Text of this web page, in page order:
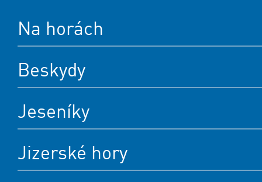
Na horách
Beskydy
Jeseníky
Jizerské hory